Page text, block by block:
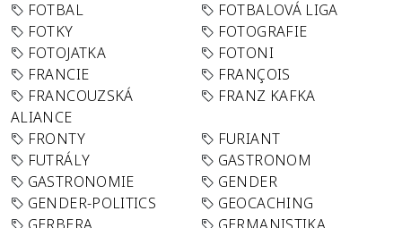
FOTBAL
FOTBALOVÁ LIGA
FOTKY
FOTOGRAFIE
FOTOJATKA
FOTONI
FRANCIE
FRANÇOIS
FRANCOUZSKÁ
ALIANCE
FRANZ KAFKA
FRONTY
FURIANT
FUTRÁLY
GASTRONOM
GASTRONOMIE
GENDER
GENDER-POLITICS
GEOCACHING